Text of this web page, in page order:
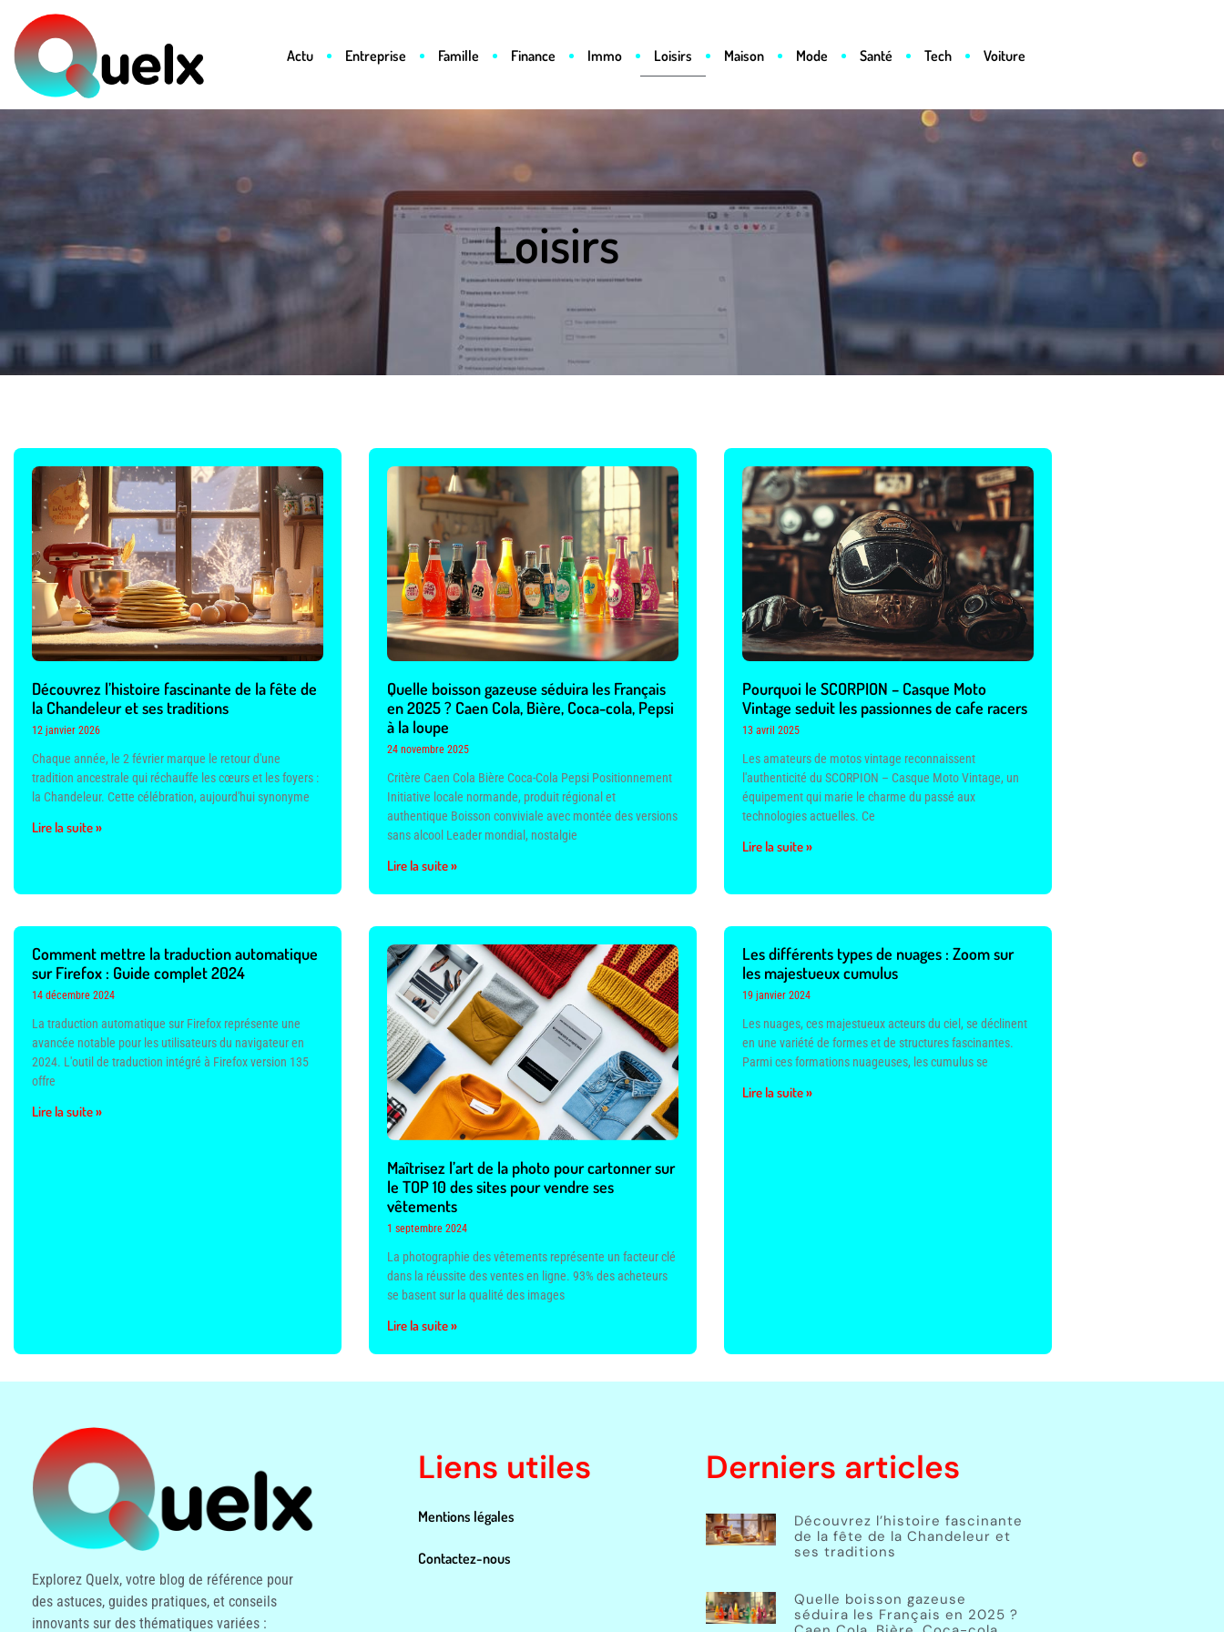
Actu Entreprise Famille Finance Immo Loisirs Maison Mode Santé Tech Voiture
Loisirs
Découvrez l’histoire fascinante de la fête de
la Chandeleur et ses traditions
12 janvier 2026
Chaque année, le 2 février marque le retour d'une
tradition ancestrale qui réchauffe les cœurs et les foyers :
la Chandeleur. Cette célébration, aujourd'hui synonyme
Lire la suite »
Quelle boisson gazeuse séduira les Français
en 2025 ? Caen Cola, Bière, Coca-cola, Pepsi
à la loupe
24 novembre 2025
Critère Caen Cola Bière Coca-Cola Pepsi Positionnement
Initiative locale normande, produit régional et
authentique Boisson conviviale avec montée des versions
sans alcool Leader mondial, nostalgie
Lire la suite »
Pourquoi le SCORPION – Casque Moto
Vintage seduit les passionnes de cafe racers
13 avril 2025
Les amateurs de motos vintage reconnaissent
l'authenticité du SCORPION – Casque Moto Vintage, un
équipement qui marie le charme du passé aux
technologies actuelles. Ce
Lire la suite »
Comment mettre la traduction automatique
sur Firefox : Guide complet 2024
14 décembre 2024
La traduction automatique sur Firefox représente une
avancée notable pour les utilisateurs du navigateur en
2024. L'outil de traduction intégré à Firefox version 135
offre
Lire la suite »
Maîtrisez l’art de la photo pour cartonner sur
le TOP 10 des sites pour vendre ses
vêtements
1 septembre 2024
La photographie des vêtements représente un facteur clé
dans la réussite des ventes en ligne. 93% des acheteurs
se basent sur la qualité des images
Lire la suite »
Les différents types de nuages : Zoom sur
les majestueux cumulus
19 janvier 2024
Les nuages, ces majestueux acteurs du ciel, se déclinent
en une variété de formes et de structures fascinantes.
Parmi ces formations nuageuses, les cumulus se
Lire la suite »
Explorez Quelx, votre blog de référence pour
des astuces, guides pratiques, et conseils
innovants sur des thématiques variées :
Liens utiles
Mentions légales
Contactez-nous
Derniers articles
Découvrez l’histoire fascinante
de la fête de la Chandeleur et
ses traditions
Quelle boisson gazeuse
séduira les Français en 2025 ?